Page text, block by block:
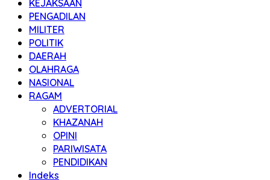
KEJAKSAAN
PENGADILAN
MILITER
POLITIK
DAERAH
OLAHRAGA
NASIONAL
RAGAM
ADVERTORIAL
KHAZANAH
OPINI
PARIWISATA
PENDIDIKAN
Indeks